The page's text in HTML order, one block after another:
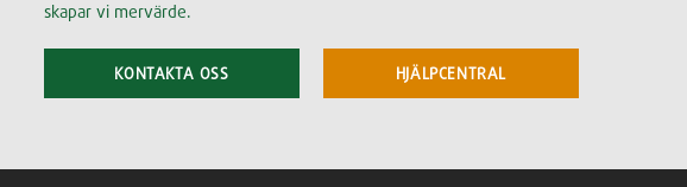
skapar vi mervärde.
KONTAKTA OSS HJÄLPCENTRAL